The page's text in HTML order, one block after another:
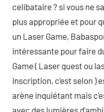
celibataire ? si vous ne
plus appropriée et pour
un Laser Game,
intéressante pour faire
Game ( Laser quest ou
inscription, c’est selon )
arène inquiétant mais
avec des lumières